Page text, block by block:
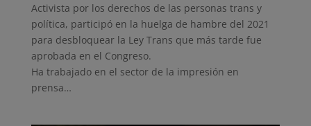
Activista por los derechos de las personas trans y
política, participó en la huelga de hambre del 2021
para desbloquear la Ley Trans que más tarde fue
aprobada en el Congreso.
Ha trabajado en el sector de la impresión en
prensa…